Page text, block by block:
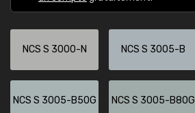
NCS S 3000-N NCS S 3005-B
NCS S 3005-B50G NCS S 3005-B80G